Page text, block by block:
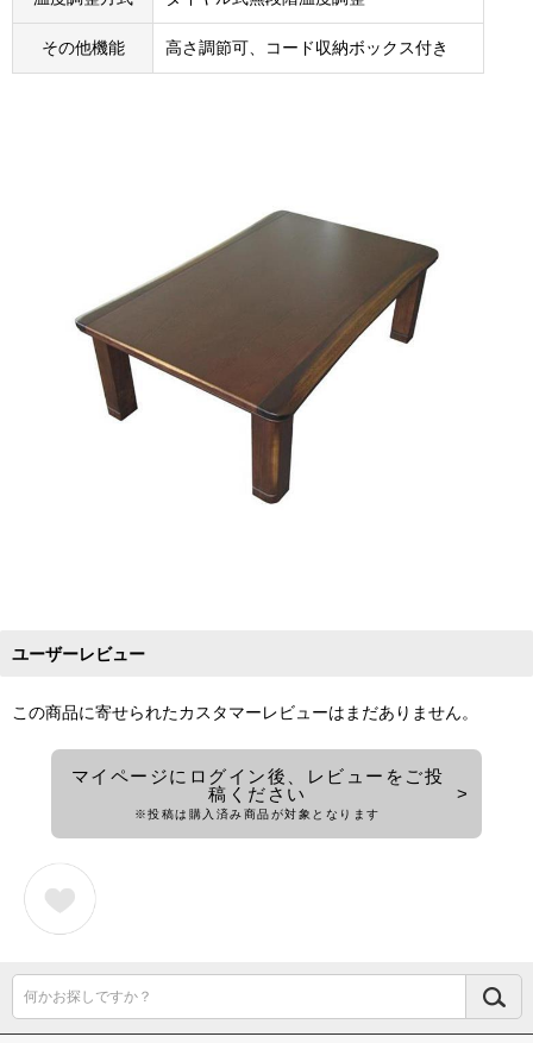
その他機能 高さ調節可、コード収納ボックス付き
ユーザーレビュー
この商品に寄せられたカスタマーレビューはまだありません。
マイページにログイン後、レビューをご投
稿ください
※投稿は購入済み商品が対象となります
何かお探しですか？